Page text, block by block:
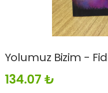
Yolumuz Bizim -
134.07 ₺